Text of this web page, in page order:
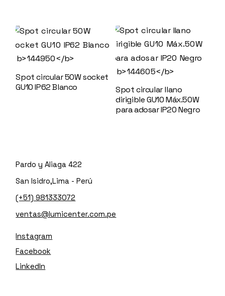
Spot circular 50W socket
GU10 IP62 Blanco
Spot circular llano
dirigible GU10 Máx.50W
para adosar IP20 Negro
Pardo y Aliaga 422
San Isidro,Lima - Perú
(+51) 981333072
ventas@lumicenter.com.pe
Instagram
Facebook
LinkedIn